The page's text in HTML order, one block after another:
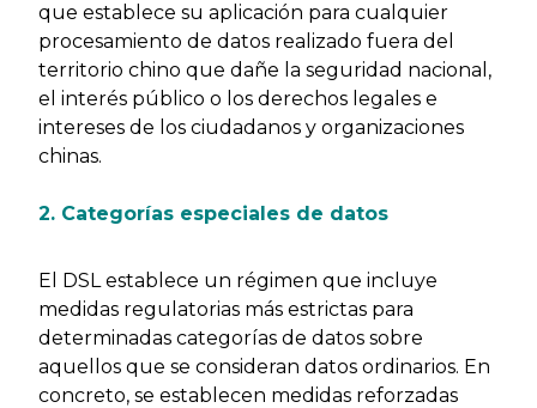
que establece su aplicación para cualquier
procesamiento de datos realizado fuera del
territorio chino que dañe la seguridad nacional,
el interés público o los derechos legales e
intereses de los ciudadanos y organizaciones
chinas.
2. Categorías especiales de datos
El DSL establece un régimen que incluye
medidas regulatorias más estrictas para
determinadas categorías de datos sobre
aquellos que se consideran datos ordinarios. En
concreto, se establecen medidas reforzadas